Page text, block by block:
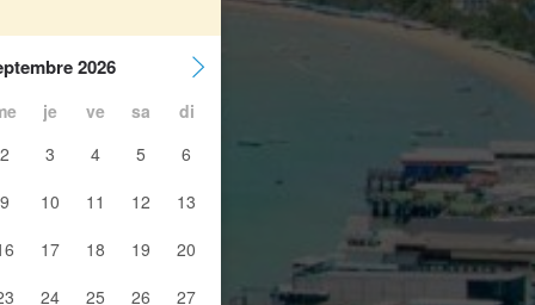
2026
je ve sa
di
2
3 4 5
6
9
10 11 12
13
17 18 19
20
24 25 26 27